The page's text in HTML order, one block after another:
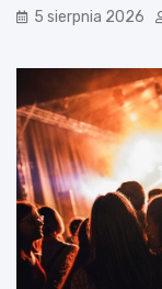
5 sierpnia 2026